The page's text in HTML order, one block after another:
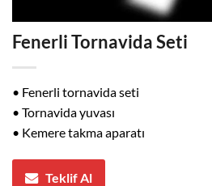
Fenerli Tornavida Seti
• Fenerli tornavida seti
• Tornavida yuvası
• Kemere takma aparatı
Teklif Al